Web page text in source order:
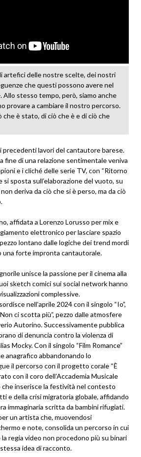
artefici delle nostre scelte, dei nostri
che questi possono avere nel
Allo stesso tempo, però, siamo anche
provare a cambiare il nostro percorso.
che è stato, di ciò che è e di ciò che
precedenti lavori del cantautore barese.
fine di una relazione sentimentale veniva
e i cliché delle serie TV, con “Ritorno
si sposta sull’elaborazione del vuoto, su
deriva da ciò che si è perso, ma da ciò
affidata a Lorenzo Lorusso per mix e
elettronico per lasciare spazio
lontano dalle logiche dei trend mordi
una forte impronta cantautorale.
unisce la passione per il cinema alla
sketch comici sui social network hanno
complessive.
nell’aprile 2024 con il singolo “Io”,
ci scotta più”, pezzo dalle atmosfere
Autorino. Successivamente pubblica
di denuncia contro la violenza di
Mocky. Con il singolo “Film Romance”
anagrafico abbandonando lo
il percorso con il progetto corale “È
con il coro dell’Accademia Musicale
inserisce la festività nel contesto
e della crisi migratoria globale, affidando
immaginaria scritta da bambini rifugiati.
un artista che, muovendosi
e note, consolida un percorso in cui
regia video non procedono più su binari
idea di racconto.